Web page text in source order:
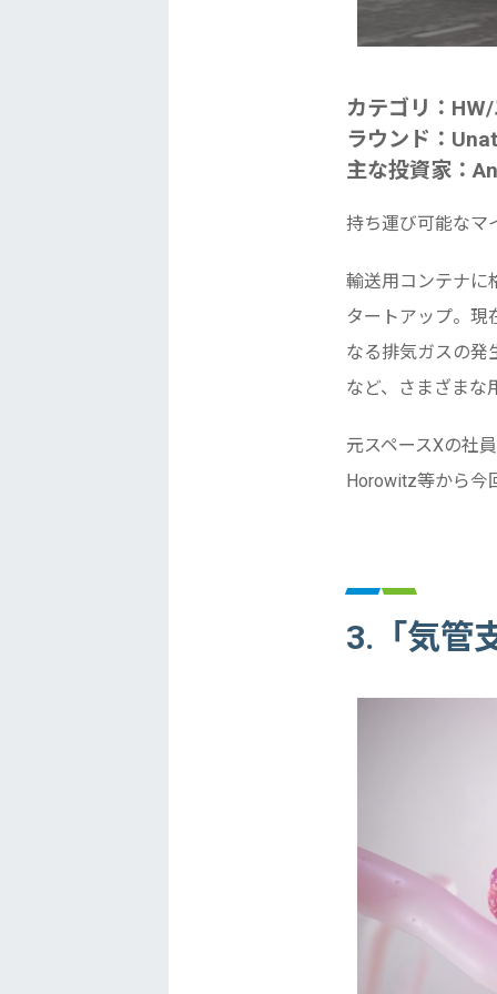
カテゴリ：
ラウンド：
主な投資家：
持ち運び可能なマ
輸送用コンテナに
タートアップ。現
なる排気ガスの発
など、さまざまな
元スペースXの社
Horowitz等から今
3.「気管